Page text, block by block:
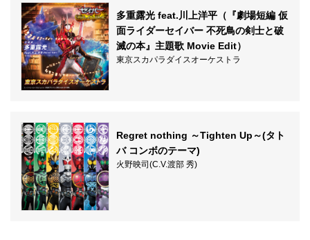
多重露光 feat.川上洋平（『劇場短編 仮
面ライダーセイバー 不死鳥の剣士と破
滅の本』主題歌 Movie Edit）
東京スカパラダイスオーケストラ
Regret nothing ～Tighten Up～(タト
バ コンボのテーマ)
火野映司(C.V.渡部 秀)